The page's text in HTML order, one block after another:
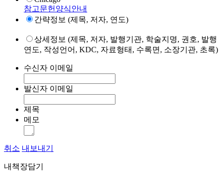
참고문헌양식안내
간략정보 (제목, 저자, 연도)
상세정보 (제목, 저자, 발행기관, 학술지명, 권호, 발행
연도, 작성언어, KDC, 자료형태, 수록면, 소장기관, 초록)
수신자 이메일
발신자 이메일
제목
메모
취소 내보내기
내책장담기